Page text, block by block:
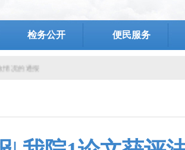
检务公开 便民服务
的通报